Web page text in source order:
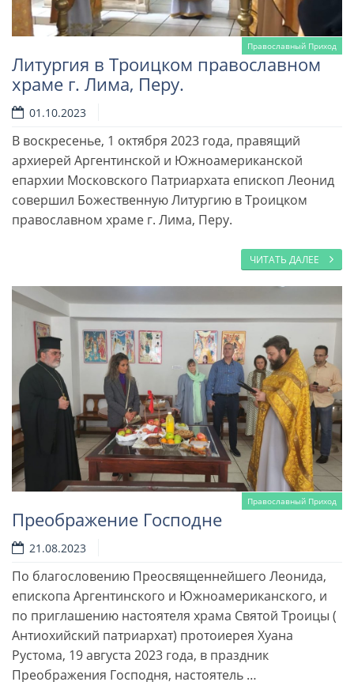
Православный Приход
Литургия в Троицком православном
храме г. Лима, Перу.
01.10.2023
В воскресенье, 1 октября 2023 года, правящий
архиерей Аргентинской и Южноамериканской
епархии Московского Патриархата епископ Леонид
совершил Божественную Литургию в Троицком
православном храме г. Лима, Перу.
ЧИТАТЬ ДАЛЕЕ
Православный Приход
Преображение Господне
21.08.2023
По благословению Преосвященнейшего Леонида,
епископа Аргентинского и Южноамериканского, и
по приглашению настоятеля храма Святой Троицы (
Антиохийский патриархат) протоиерея Хуана
Рустома, 19 августа 2023 года, в праздник
Преображения Господня, настоятель …